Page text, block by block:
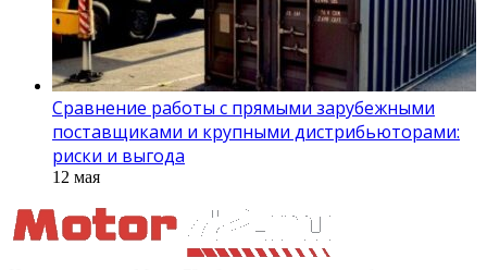
Сравнение работы с прямыми зарубежными
поставщиками и крупными дистрибьюторами:
риски и выгода
12 мая